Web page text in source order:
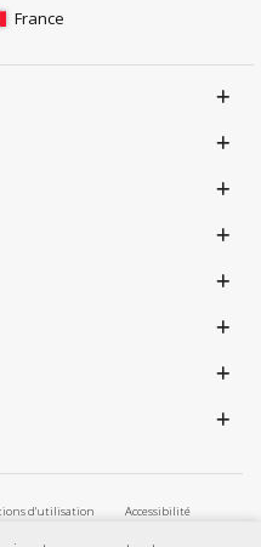
France
d'utilisation
Accessibilité